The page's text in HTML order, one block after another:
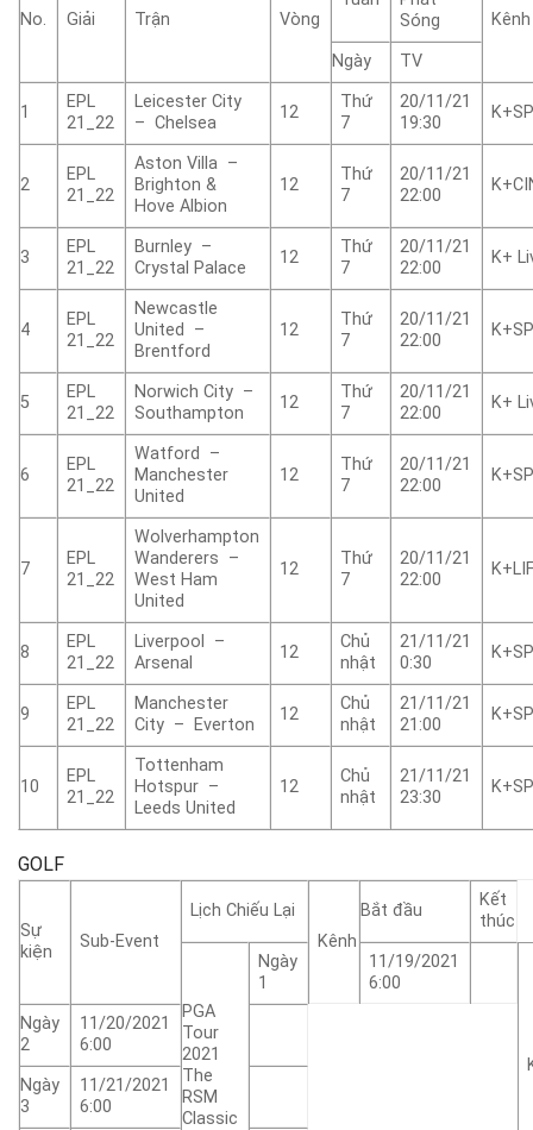
No. Giải Trận Vòng
Sóng
Kênh
Ngày TV
1
EPL
21_22
Leicester City
– Chelsea
12
Thứ
7
20/11/21
19:30
2
EPL
21_22
Aston Villa –
Brighton &
Hove Albion
12
Thứ
7
20/11/21
22:00
3
EPL
21_22
Burnley –
Crystal Palace
12
Thứ
7
20/11/21
22:00
K+
4
EPL
21_22
Newcastle
United –
Brentford
12
Thứ
7
20/11/21
22:00
5
EPL
21_22
Norwich City –
Southampton
12
Thứ
7
20/11/21
22:00
K+
6
EPL
21_22
Watford –
Manchester
United
12
Thứ
7
20/11/21
22:00
7
EPL
21_22
Wolverhampton
Wanderers –
West Ham
United
12
Thứ
7
20/11/21
22:00
8
EPL
21_22
Liverpool –
Arsenal
12
Chủ
nhật
21/11/21
0:30
9
EPL
21_22
Manchester
City – Everton
12
Chủ
nhật
21/11/21
21:00
10
EPL
21_22
Tottenham
Hotspur –
Leeds United
12
Chủ
nhật
21/11/21
23:30
GOLF
Sự
kiện
Sub-Event
Lịch Chiếu Lại
Kênh
Bắt đầu
Kết
thúc
PGA
Tour
2021
The
RSM
Classic
Ngày
1
11/19/2021
6:00
Ngày
2
11/20/2021
6:00
Ngày
3
11/21/2021
6:00